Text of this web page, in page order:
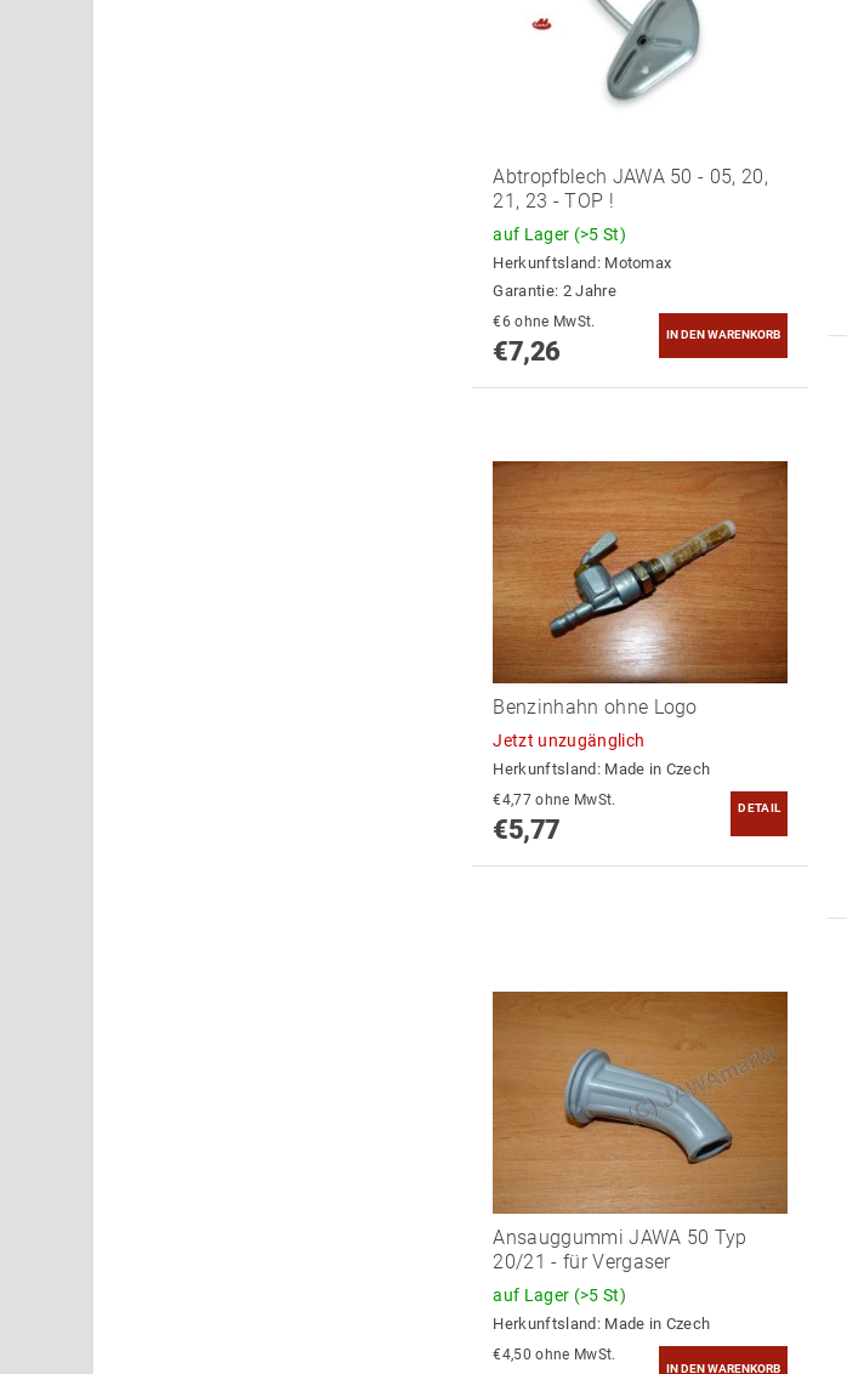
Abtropfblech JAWA 50 - 05, 20,
21, 23 - TOP !
auf Lager (>5 St)
Herkunftsland: Motomax
Garantie: 2 Jahre
€6 ohne MwSt.
€7,26
Benzinhahn ohne Logo
Jetzt unzugänglich
Herkunftsland: Made in Czech
€4,77 ohne MwSt.
€5,77
DETAIL
Ansauggummi JAWA 50 Typ
20/21 - für Vergaser
auf Lager (>5 St)
Herkunftsland: Made in Czech
€4,50 ohne MwSt.